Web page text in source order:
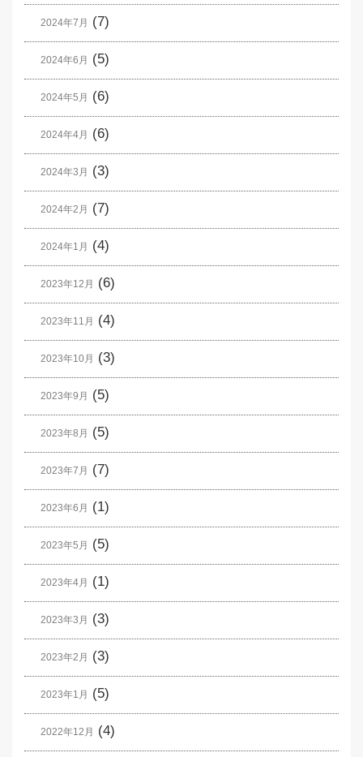
2024年7月 (7)
2024年6月 (5)
2024年5月 (6)
2024年4月 (6)
2024年3月 (3)
2024年2月 (7)
2024年1月 (4)
2023年12月 (6)
2023年11月 (4)
2023年10月 (3)
2023年9月 (5)
2023年8月 (5)
2023年7月 (7)
2023年6月 (1)
2023年5月 (5)
2023年4月 (1)
2023年3月 (3)
2023年2月 (3)
2023年1月 (5)
2022年12月 (4)